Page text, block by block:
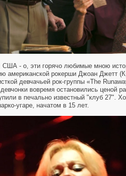
США - о, эти горячо любимые мною
американской рокерши Джоан Джетт
девчачьей рок-группы «The
вовремя остановились ценой
в печально известный "клуб 27".
угаре, начатом в 15 лет.